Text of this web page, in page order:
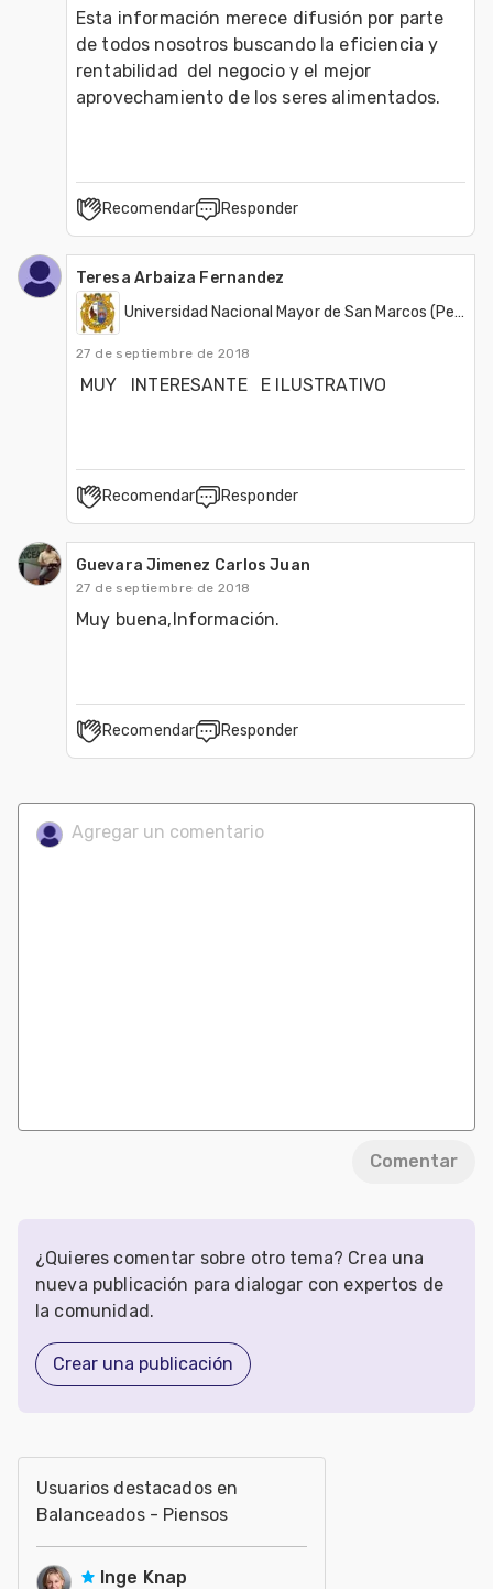
Esta información merece difusión por parte
de todos nosotros buscando la eficiencia y
rentabilidad  del negocio y el mejor
aprovechamiento de los seres alimentados.
Recomendar Responder
Teresa Arbaiza Fernandez
Universidad Nacional Mayor de San Marcos (Perú)
27 de septiembre de 2018
MUY   INTERESANTE   E ILUSTRATIVO
Recomendar Responder
Guevara Jimenez Carlos Juan
27 de septiembre de 2018
Muy buena,Información.
Recomendar Responder
Comentar
¿Quieres comentar sobre otro tema? Crea una
nueva publicación para dialogar con expertos de
la comunidad.
Crear una publicación
Usuarios destacados en
Balanceados - Piensos
Inge Knap